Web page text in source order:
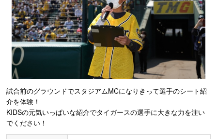
試合前のグラウンドでスタジアムMCになりきって選手のシート紹
介を体験！
KIDSの元気いっぱいな紹介でタイガースの選手に大きな力を注い
でください！